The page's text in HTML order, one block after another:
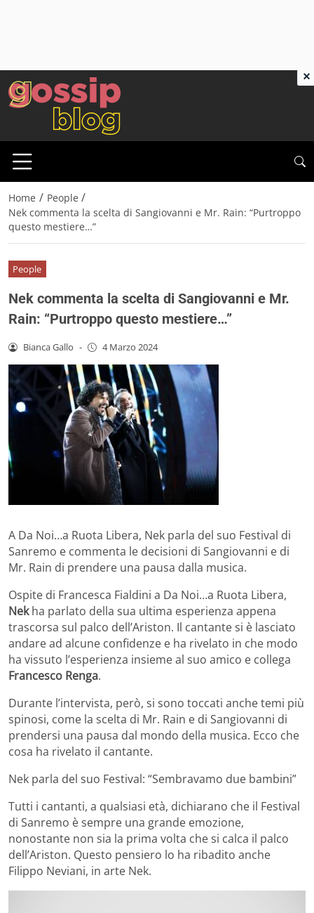
Home / People /
Nek commenta la scelta di Sangiovanni e Mr. Rain: “Purtroppo
questo mestiere…”
People
Nek commenta la scelta di Sangiovanni e Mr.
Rain: “Purtroppo questo mestiere…”
Bianca Gallo - 4 Marzo 2024
A Da Noi…a Ruota Libera, Nek parla del suo Festival di
Sanremo e commenta le decisioni di Sangiovanni e di
Mr. Rain di prendere una pausa dalla musica.
Ospite di Francesca Fialdini a Da Noi…a Ruota Libera,
Nekha parlato della sua ultima esperienza appena
trascorsa sul palco dell’Ariston. Il cantante si è lasciato
andare ad alcune confidenze e ha rivelato in che modo
ha vissuto l’esperienza insieme al suo amico e collega
Francesco Renga.
Durante l’intervista, però, si sono toccati anche temi più
spinosi, come la scelta di Mr. Rain e di Sangiovanni di
prendersi una pausa dal mondo della musica. Ecco che
cosa ha rivelato il cantante.
Nek parla del suo Festival: “Sembravamo due bambini”
Tutti i cantanti, a qualsiasi età, dichiarano che il Festival
di Sanremo è sempre una grande emozione,
nonostante non sia la prima volta che si calca il palco
dell’Ariston. Questo pensiero lo ha ribadito anche
Filippo Neviani, in arte Nek.
×